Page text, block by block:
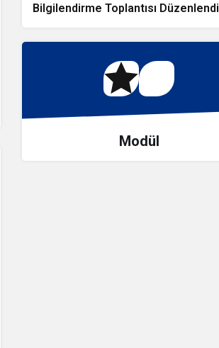
Bilgilendirme Toplantısı Düzenlendi
Modül